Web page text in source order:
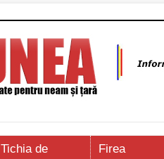
Tichia de
Firea